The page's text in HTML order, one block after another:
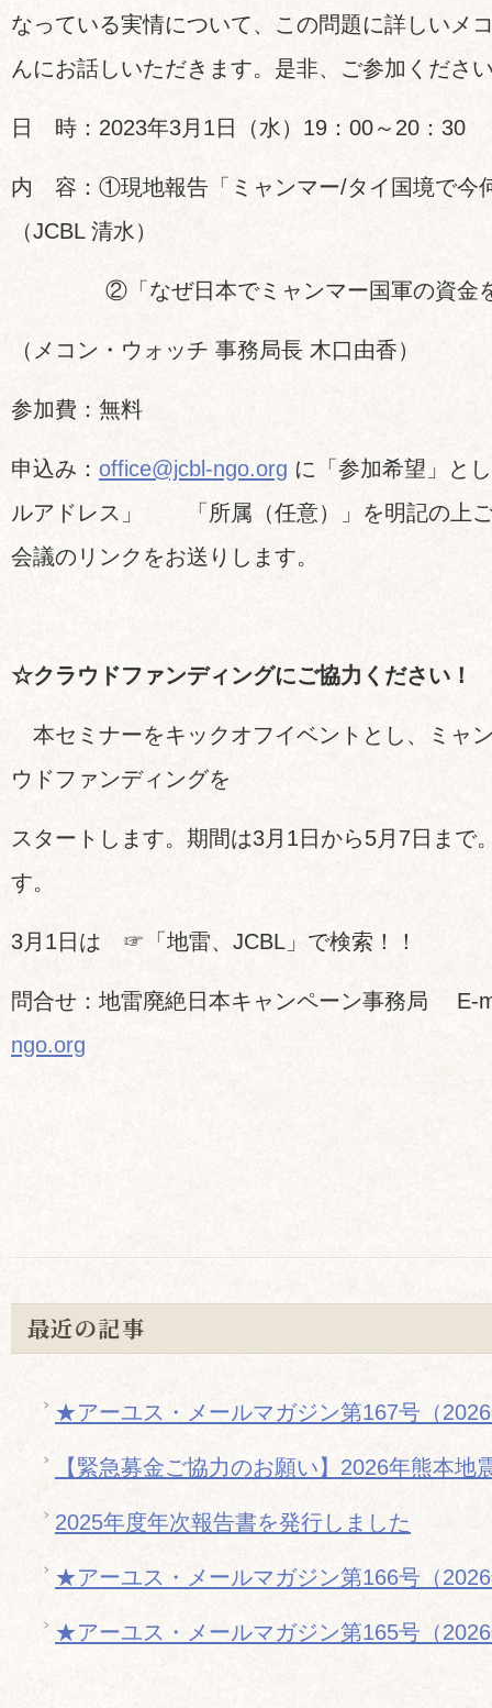
なっている実情について、この問題に詳しいメ
んにお話しいただきます。是非、ご参加くだ
日 時：2023年3月1日（水）19：00～20：30
内 容：①現地報告「ミャンマー/タイ国境で今
（JCBL 清水）
②「なぜ日本でミャンマー国軍の資金を
（メコン・ウォッチ 事務局長 木口由香）
参加費：無料
申込み： office@jcbl-ngo.org に「参加希望」と
ルアドレス」 「所属（任意）」を明記の上ご
会議のリンクをお送りします。
☆クラウドファンディングにご協力ください！
本セミナーをキックオフイベントとし、ミャ
ウドファンディングを
スタートします。期間は3月1日から5月7日まで
す。
3月1日は ☞「地雷、JCBL」で検索！！
問合せ：地雷廃絶日本キャンペーン事務局 E-
ngo.org
最近の記事
★アーユス・メールマガジン第167号（
【緊急募金ご協力のお願い】2026年熊本地
2025年度年次報告書を発行しました
★アーユス・メールマガジン第166号（
★アーユス・メールマガジン第165号（